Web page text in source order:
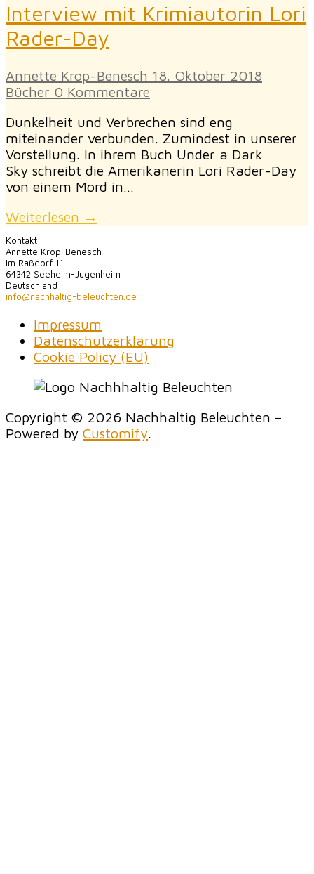
Interview mit Krimiautorin Lori
Rader-Day
Annette Krop-Benesch 18. Oktober 2018
Bücher 0 Kommentare
Dunkelheit und Verbrechen sind eng
miteinander verbunden. Zumindest in unserer
Vorstellung. In ihrem Buch Under a Dark
Sky schreibt die Amerikanerin Lori Rader-Day
von einem Mord in…
Weiterlesen →
Kontakt:
Annette Krop-Benesch
Im Raßdorf 11
64342 Seeheim-Jugenheim
Deutschland
info@nachhaltig-beleuchten.de
Impressum
Datenschutzerklärung
Cookie Policy (EU)
Copyright © 2026 Nachhaltig Beleuchten –
Powered by Customify.